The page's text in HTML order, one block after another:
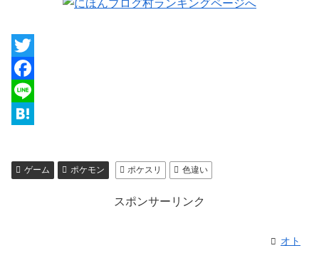
T
w
t
e
F
e
b
n
e
a
t
ゲーム ポケモン ポケスリ 色違い
スポンサーリンク
オト